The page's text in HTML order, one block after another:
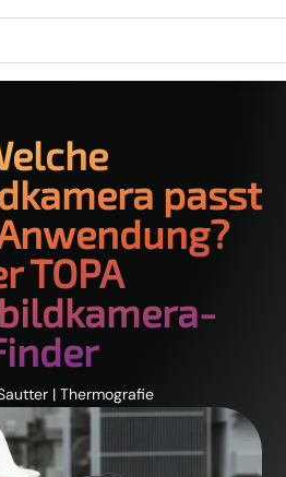
passt
TOPA
| Thermografie